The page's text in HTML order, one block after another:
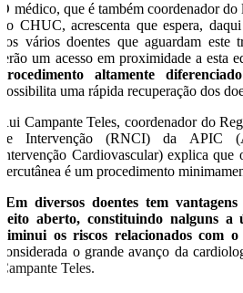
O médico, que é também coordenador
do CHUC, acrescenta que espera,
aos vários doentes que aguardam este
terão um acesso em proximidade a esta
procedimento altamente
possibilita uma rápida recuperação dos
Rui Campante Teles, coordenador do
de Intervenção (RNCI) da APIC
Intervenção Cardiovascular) explica que
percutânea é um procedimento
Em diversos doentes tem
peito aberto, constituindo nalguns a
diminui os riscos relacionados com o
considerada o grande avanço da
Campante Teles.